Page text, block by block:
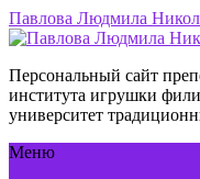
Павлова Людмила
Персональный сайт
института игрушки
университет
Меню